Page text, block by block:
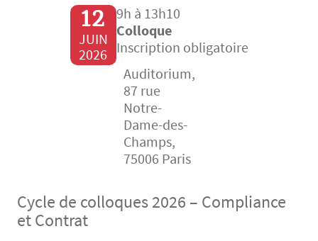
12
JUIN
2026
9h à 13h10
Colloque
Inscription obligatoire
Auditorium,
87 rue
Notre-
Dame-des-
Champs,
75006 Paris
Cycle de colloques 2026 – Compliance
et Contrat